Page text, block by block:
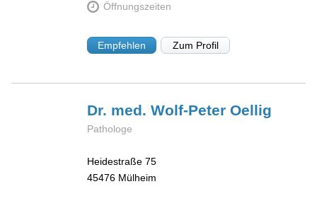
Öffnungszeiten
Empfehlen Zum Profil
Dr. med. Wolf-Peter Oellig
Pathologe
Heidestraße 75
45476 Mülheim